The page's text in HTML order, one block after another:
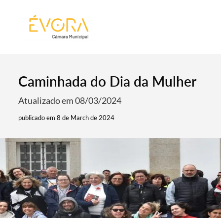
Caminhada do Dia da Mulher
Atualizado em 08/03/2024
publicado em 8 de March de 2024